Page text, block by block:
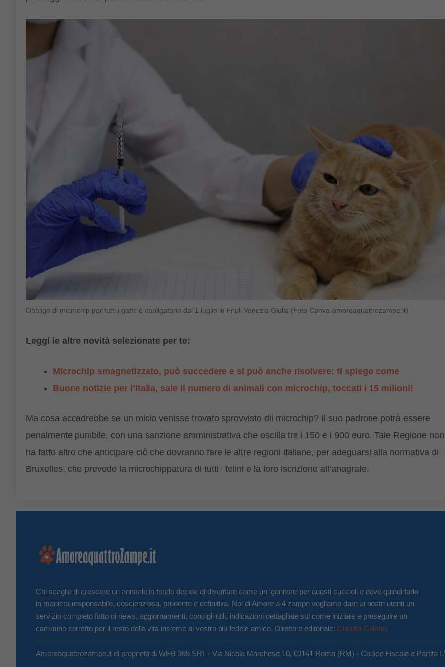
Obbligo di microchip per tutti i gatti: è obbligatorio dal 1 luglio in Friuli Venezia Giulia (Foto Canva-amoreaquattrozampe.it)
Leggi le altre novità selezionate per te:
Microchip smagnetizzato, può succedere e si può anche risolvere: ti spiego come
Buone notizie per l’Italia, sale il numero di animali con microchip, toccati i 15 milioni!
Ma cosa accadrebbe se un micio venisse trovato sprovvisto dii microchip? Il suo padrone potrà essere
penalmente punibile, con una sanzione amministrativa che oscilla tra i 150 e i 900 euro. Tale Regione non
ha fatto altro che anticipare ciò che dovranno fare le altre regioni italiane, per adeguarsi alla normativa di
Bruxelles, che prevede la microchippatura di tutti i felini e la loro iscrizione all’anagrafe.
Chi sceglie di crescere un animale in fondo decide di diventare come un ‘genitore’ per questi cuccioli e deve quindi farlo
in maniera responsabile, coscienziosa, prudente e definitiva. Noi di Amore a 4 zampe vogliamo dare ai nostri utenti un
servizio completo fatto di news, aggiornamenti, consigli utili, indicazioni dettagliate sul come iniziare e proseguire un
cammino corretto per il resto della vita insieme al vostro più fedele amico. Direttore editoriale: Claudia Colono.
Amoreaquattrozampe.it di proprietà di WEB 365 SRL - Via Nicola Marchese 10, 00141 Roma (RM) - Codice Fiscale e Partita